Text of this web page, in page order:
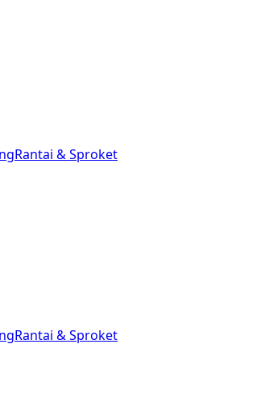
Rantai & Sproket
Rantai & Sproket